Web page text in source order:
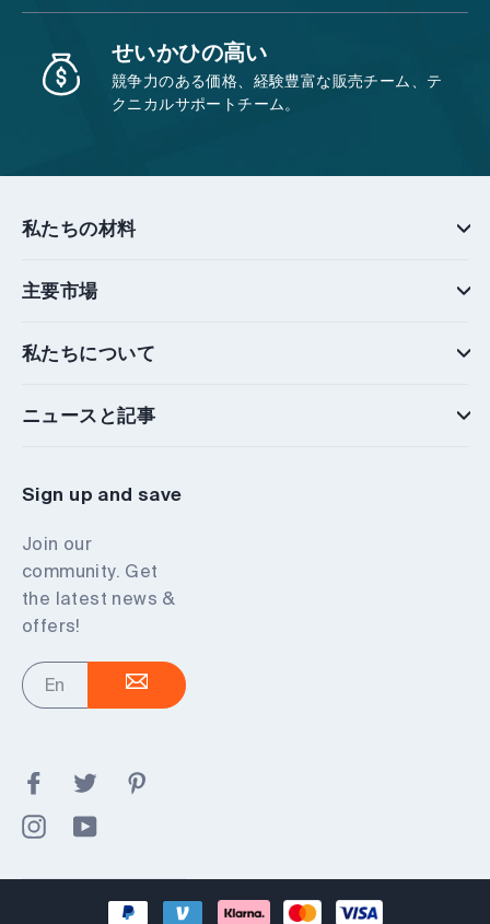
せいかひの高い
競争力のある価格、経験豊富な販売チーム、テ
クニカルサポートチーム。
私たちの材料
主要市場
私たちについて
ニュースと記事
Sign up and save
Join our
community. Get
the latest news &
offers!
Enter
your
Facebook
Twitter
Instagram